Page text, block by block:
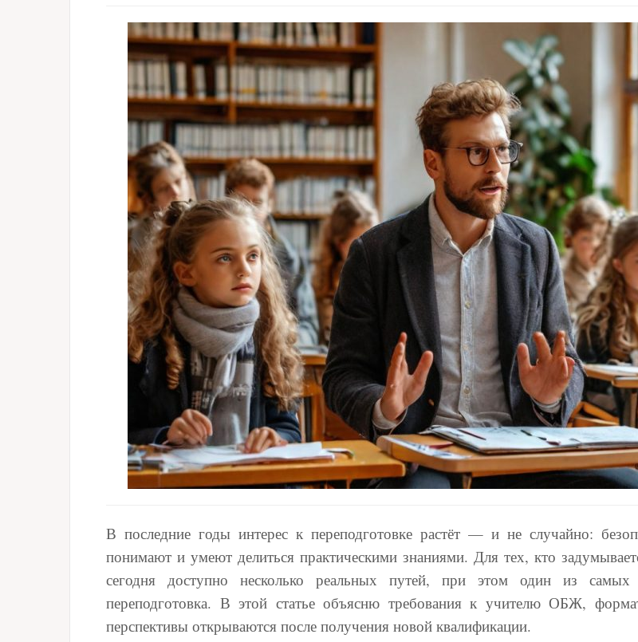
В последние годы интерес к переподготовке растёт — и не случайно:
понимают и умеют делиться практическими знаниями. Для тех, кто
сегодня доступно несколько реальных путей, при этом один из
переподготовка. В этой статье объясню требования к учителю ОБЖ,
перспективы открываются после получения новой квалификации.